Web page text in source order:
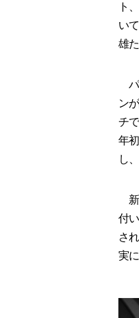
ト
い
雄
パ
ン
チ
年
し
新
付
さ
実